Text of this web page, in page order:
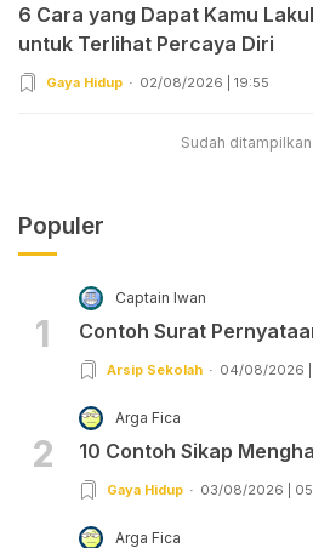
6 Cara yang Dapat Kamu
untuk Terlihat Percaya Diri
Gaya Hidup 02/08/2026 | 19:55
Sudah
Populer
1
Captain Iwan
Contoh Surat
Arsip Sekolah 04/08/2026 |
2
Arga Fica
10 Contoh Sikap
Gaya Hidup 03/08/2026 |
Arga Fica